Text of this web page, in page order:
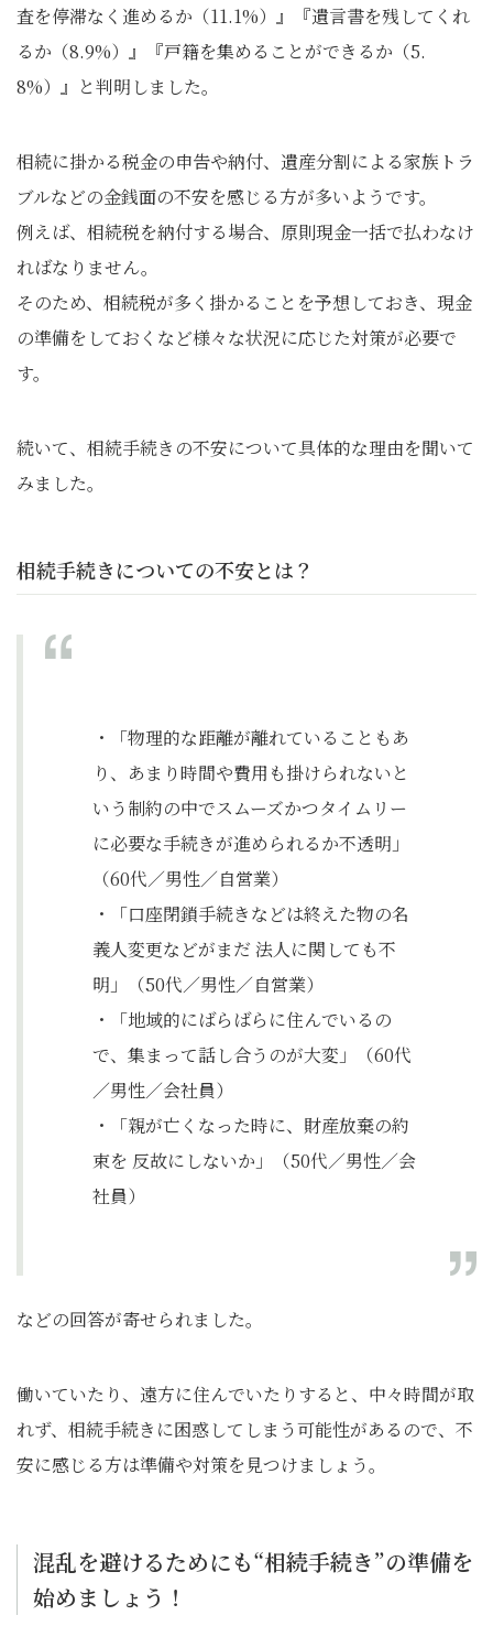
査を停滞なく進めるか（11.1%）』『遺言書を残してくれ
るか（8.9%）』『戸籍を集めることができるか（5.
8%）』と判明しました。
相続に掛かる税金の申告や納付、遺産分割による家族トラ
ブルなどの金銭面の不安を感じる方が多いようです。
例えば、相続税を納付する場合、原則現金一括で払わなけ
ればなりません。
そのため、相続税が多く掛かることを予想しておき、現金
の準備をしておくなど様々な状況に応じた対策が必要で
す。
続いて、相続手続きの不安について具体的な理由を聞いて
みました。
相続手続きについての不安とは？
・「物理的な距離が離れていることもあ
り、あまり時間や費用も掛けられないと
いう制約の中でスムーズかつタイムリー
に必要な手続きが進められるか不透明」
（60代／男性／自営業）
・「口座閉鎖手続きなどは終えた物の名
義人変更などがまだ 法人に関しても不
明」（50代／男性／自営業）
・「地域的にばらばらに住んでいるの
で、集まって話し合うのが大変」（60代
／男性／会社員）
・「親が亡くなった時に、財産放棄の約
束を 反故にしないか」（50代／男性／会
社員）
などの回答が寄せられました。
働いていたり、遠方に住んでいたりすると、中々時間が取
れず、相続手続きに困惑してしまう可能性があるので、不
安に感じる方は準備や対策を見つけましょう。
混乱を避けるためにも“相続手続き”の準備を
始めましょう！